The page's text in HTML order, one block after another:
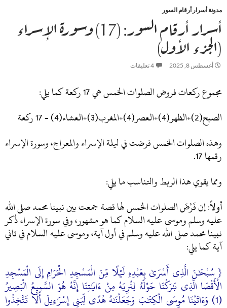
مدونة أسرار أرقام السور
أسرار أرقام السور: (17) وسورة الإسراء
(الجزء الأول)
أغسطس 8, 2025 4 تعليقات
مجموع ركعات فروض الصلوات الخمس هي 17 ركعة كما يلي:
الصبح(2)+الظهر(4)+العصر(4)+المغرب(3)+العشاء(4) = 17 ركعة
وهذه الصلوات الخمس فرضت في ليلة الإسراء والمعراج، وسورة الإسراء
رقمها 17.
ومما يقوي هذا الربط والتناسب ما يلي:
أولاً: إن فَرْضَ الصلوات الخمس لها قصة جمعت بين نبينا محمد صلى الله
عليه وسلم وموسى عليه السلام كما هو مشهور، وفي سورة الإسراء ذُكر
نبينا محمد صلى الله عليه وسلم في أول آية، وموسى عليه السلام في ثاني
آية كما يلي:
{ سُبْحَٰنَ الَّذِي أَسْرَىٰ بِعَبْدِهِ لَيْلًا مِّنَ الْمَسْجِدِ الْحَرَامِ إِلَى الْمَسْجِدِ
الْأَقْصَا الَّذِي بَٰرَكْنَا حَوْلَهُ لِنُرِيَهُ مِنْ ءَايَٰتِنَا إِنَّهُ هُوَ السَّمِيعُ الْبَصِيرُ
(1) وَءَاتَيْنَا مُوسَى الْكِتَٰبَ وَجَعَلْنَٰهُ هُدًى لِّبَنِي إِسْرَٰءِيلَ أَلَّا تَتَّخِذُوا